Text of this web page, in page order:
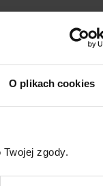
O plikach cookies
zgody.
jak
dla
call-to-